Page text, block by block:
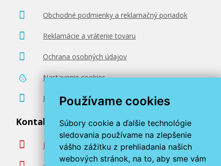
Používame cookies
Súbory cookie a ďalšie technológie
sledovania používame na zlepšenie
vášho zážitku z prehliadania našich
webových stránok, na to, aby sme vám
Minolta TNP-80K (AAJW152) (Čierny)
Originálny toner
51,90 €
Obchodné podmienky a reklamačný poriadok
Reklamácie a vrátenie tovaru
Ochrana osobných údajov
Nastavenie cookies
Poradenstvo zadarmo
Kontaktujte nás
info@miroluk.sk